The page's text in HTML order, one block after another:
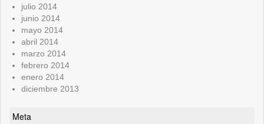
julio 2014
junio 2014
mayo 2014
abril 2014
marzo 2014
febrero 2014
enero 2014
diciembre 2013
Meta